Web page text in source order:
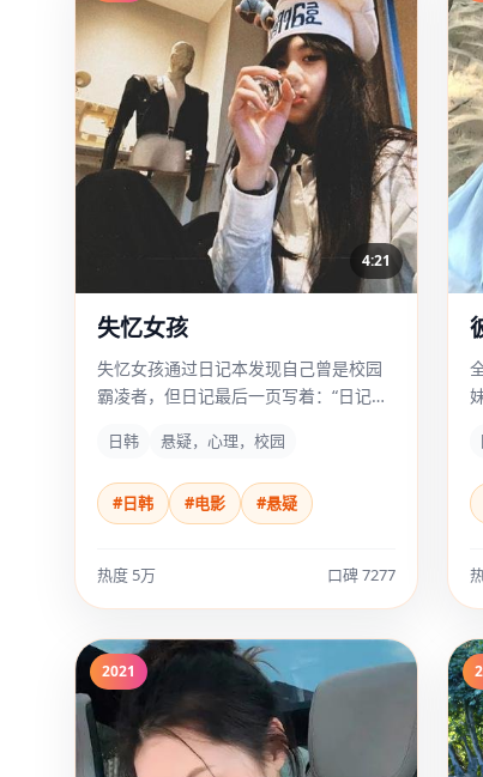
4:21
失忆女孩
失忆女孩通过日记本发现自己曾是校园
霸凌者，但日记最后一页写着：“日记是
日韩 悬疑，心理，校园
#日韩 #电影 #悬疑
热度 5万 口碑 7277
2021